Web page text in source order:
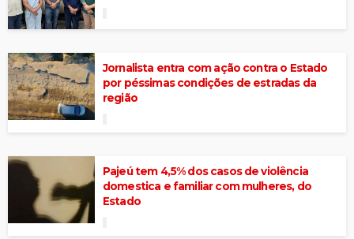
Jornalista entra com ação contra o Estado
por péssimas condições de estradas da
região
Pajeú tem 4,5% dos casos de violência
domestica e familiar com mulheres, do
Estado